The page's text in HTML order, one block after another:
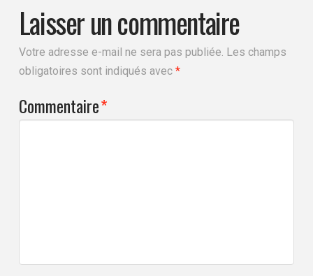
Laisser un commentaire
Votre adresse e-mail ne sera pas publiée. Les champs
obligatoires sont indiqués avec *
Commentaire*